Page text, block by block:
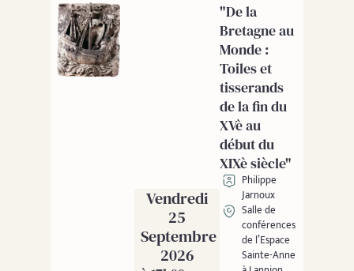
Vendredi
25
Septembre
2026
"De la
Bretagne au
Monde :
Toiles et
tisserands
de la fin du
XVè au
début du
XIXè siècle"
Philippe
Jarnoux
Salle de
conférences
de l’Espace
Sainte-Anne